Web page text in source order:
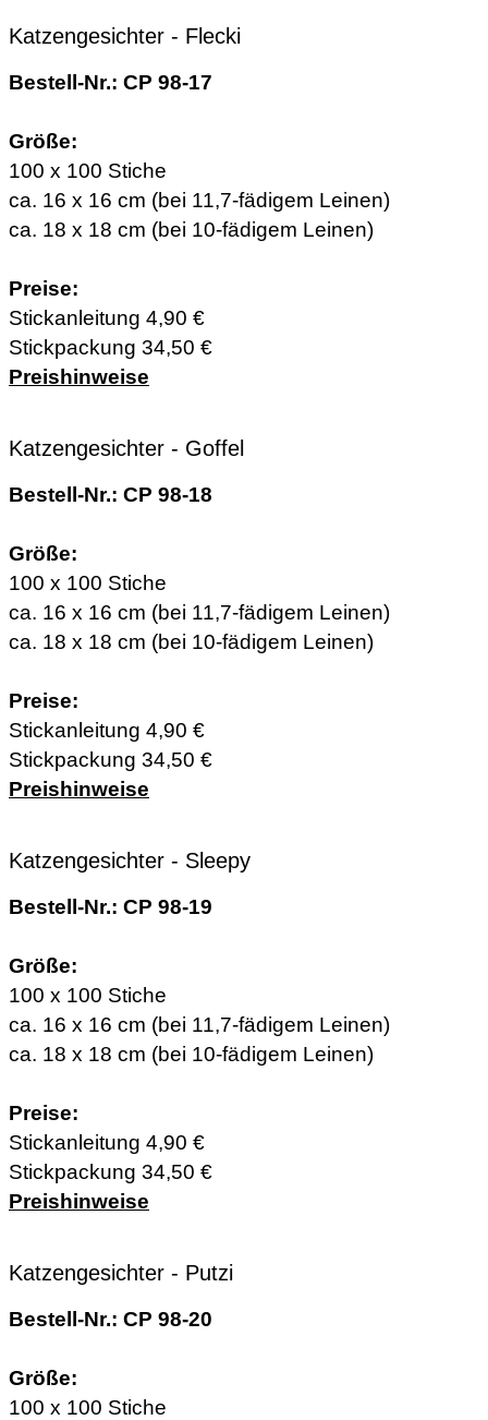
Katzengesichter - Flecki
Bestell-Nr.: CP 98-17
Größe:
100 x 100 Stiche
ca. 16 x 16 cm (bei 11,7-fädigem Leinen)
ca. 18 x 18 cm (bei 10-fädigem Leinen)
Preise:
Stickanleitung 4,90 €
Stickpackung 34,50 €
Preishinweise
Katzengesichter - Goffel
Bestell-Nr.: CP 98-18
Größe:
100 x 100 Stiche
ca. 16 x 16 cm (bei 11,7-fädigem Leinen)
ca. 18 x 18 cm (bei 10-fädigem Leinen)
Preise:
Stickanleitung 4,90 €
Stickpackung 34,50 €
Preishinweise
Katzengesichter - Sleepy
Bestell-Nr.: CP 98-19
Größe:
100 x 100 Stiche
ca. 16 x 16 cm (bei 11,7-fädigem Leinen)
ca. 18 x 18 cm (bei 10-fädigem Leinen)
Preise:
Stickanleitung 4,90 €
Stickpackung 34,50 €
Preishinweise
Katzengesichter - Putzi
Bestell-Nr.: CP 98-20
Größe:
100 x 100 Stiche